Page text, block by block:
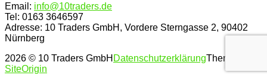
Email: info@10traders.de
Tel: 0163 3646597
Adresse: 10 Traders GmbH, Vordere Sterngasse 2, 90402
Nürnberg
2026 © 10 Traders GmbH Datenschutz­erklärungTheme by
SiteOrigin